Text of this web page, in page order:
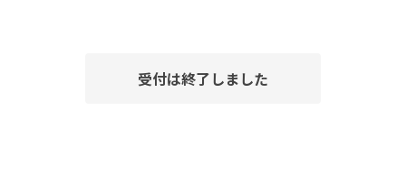
受付は終了しました